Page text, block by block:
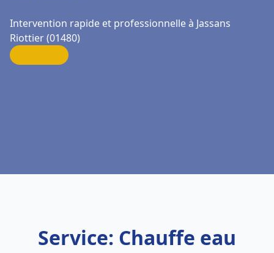
Intervention rapide et professionnelle à Jassans
Riottier (01480)
Service: Chauffe eau